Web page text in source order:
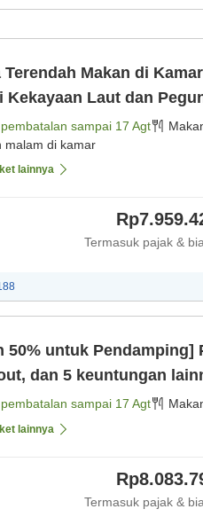
Terendah Makan di
Kekayaan Laut dan
Kuliner Pulau[Mak
sampai 17 Agt
malam di kamar
lainnya
Termasuk pajak &
50% untuk Pendamping]
5 keuntungan lainnya Habiskan
bersama orang y
sampai 17 Agt
lainnya
Termasuk pajak &